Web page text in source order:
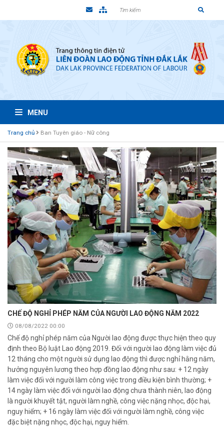
MENU
Trang chủ Ban Tuyên giáo - Nữ công
CHẾ ĐỘ NGHỈ PHÉP NĂM CỦA NGƯỜI LAO ĐỘNG NĂM 2022
08/08/2022 00:00
Chế độ nghỉ phép năm của Người lao động được thực hiện theo quy
định theo Bộ luật Lao động 2019. Đối với người lao động làm việc đủ
12 tháng cho một người sử dụng lao động thì được nghỉ hằng năm,
hưởng nguyên lương theo hợp đồng lao động như sau: + 12 ngày
làm việc đối với người làm công việc trong điều kiện bình thường; +
14 ngày làm việc đối với người lao động chưa thành niên, lao động
là người khuyết tật, người làm nghề, công việc nặng nhọc, độc hại,
nguy hiểm; + 16 ngày làm việc đối với người làm nghề, công việc
đặc biệt nặng nhọc, độc hại, nguy hiểm.